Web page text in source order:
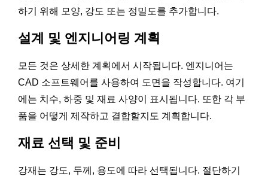
하기 위해 모양, 강도 또는 정밀도를 추가합니다.
설계 및 엔지니어링 계획
모든 것은 상세한 계획에서 시작됩니다. 엔지니어는
CAD 소프트웨어를 사용하여 도면을 작성합니다. 여기
에는 치수, 하중 및 재료 사양이 표시됩니다. 또한 각 부
품을 어떻게 제작하고 결합할지도 계획합니다.
재료 선택 및 준비
강재는 강도, 두께, 용도에 따라 선택됩니다. 절단하기